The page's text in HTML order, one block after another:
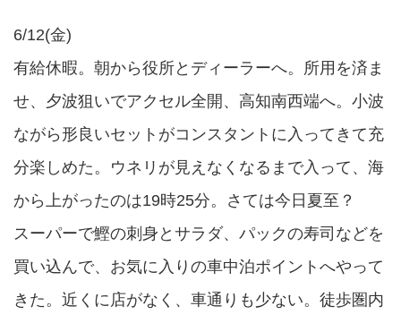
6/12(金)
有給休暇。朝から役所とディーラーへ。所用を済ま
せ、夕波狙いでアクセル全開、高知南西端へ。小波
ながら形良いセットがコンスタントに入ってきて充
分楽しめた。ウネリが見えなくなるまで入って、海
から上がったのは19時25分。さては今日夏至？
スーパーで鰹の刺身とサラダ、パックの寿司などを
買い込んで、お気に入りの車中泊ポイントへやって
きた。近くに店がなく、車通りも少ない。徒歩圏内